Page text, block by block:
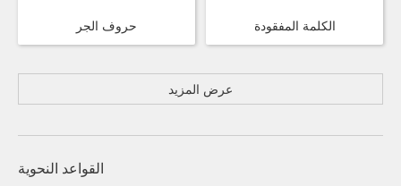
حروف الجر الكلمة المفقودة
عرض المزيد
القواعد النحوية